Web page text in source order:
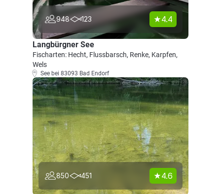
948 123 4.4
Langbürgner See
Fischarten: Hecht, Flussbarsch, Renke, Karpfen,
Wels
See bei 83093 Bad Endorf
850 451 4.6